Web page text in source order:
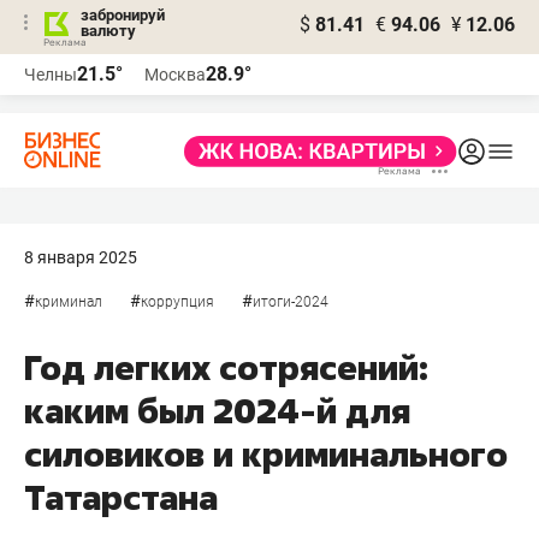
забронируй
валюту
$ 81.41 € 94.06 ¥ 12.06
Челны21.5° Москва28.9°
8 января 2025
#криминал #коррупция #итоги-2024
Год легких сотрясений:
каким был 2024-й для
силовиков и криминального
Татарстана